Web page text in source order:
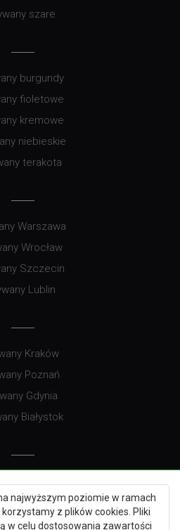
najwyższym poziomie w ramach
z plików cookies. Pliki
w celu dostosowania zawartości
szare
burgundy
fioletowe
kremowe
niebieskie
terakota
Warszawa
Wrocław
Szczecin
Lublin
Kraków
Poznań
Gdynia
Białystok
Gdańsk
Toruń